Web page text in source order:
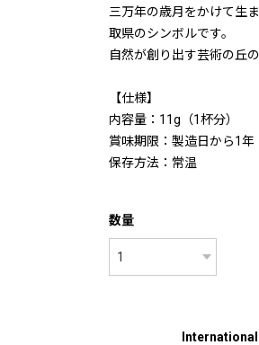
三万年の歳月をかけて生
取県のシンボルです。
自然が創り出す芸術の丘
【仕様】
内容量：11g（1杯分）
賞味期限：製造日から1年
保存方法：常温
数量